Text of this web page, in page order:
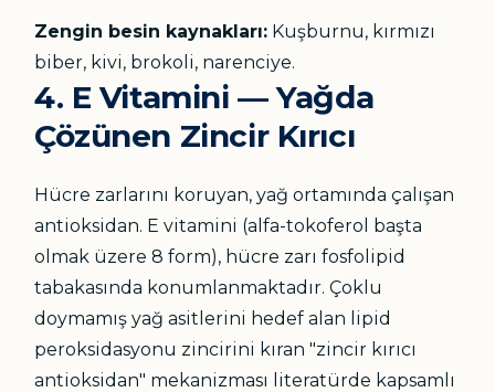
Zengin besin kaynakları: Kuşburnu, kırmızı
biber, kivi, brokoli, narenciye.
4. E Vitamini — Yağda
Çözünen Zincir Kırıcı
Hücre zarlarını koruyan, yağ ortamında çalışan
antioksidan. E vitamini (alfa-tokoferol başta
olmak üzere 8 form), hücre zarı fosfolipid
tabakasında konumlanmaktadır. Çoklu
doymamış yağ asitlerini hedef alan lipid
peroksidasyonu zincirini kıran "zincir kırıcı
antioksidan" mekanizması literatürde kapsamlı